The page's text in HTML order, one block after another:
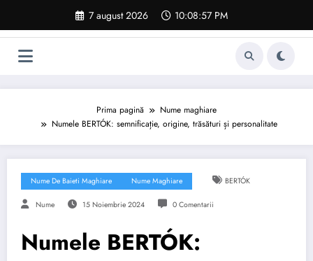
conținut
7 august 2026 10:08:58 PM
Prima pagină
Nume maghiare
Numele BERTÓK: semnificație, origine, trăsături și personalitate
Nume De Baieti Maghiare Nume Maghiare BERTÓK
Nume 15 Noiembrie 2024 0 Comentarii
Numele BERTÓK: